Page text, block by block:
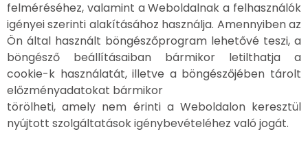
felméréséhez, valamint a Weboldalnak a felhasználók
igényei szerinti alakításához használja. Amennyiben az
Ön által használt böngészőprogram lehetővé teszi, a
böngésző beállításaiban bármikor letilthatja a
cookie-k használatát, illetve a böngészőjében tárolt
előzményadatokat bármikor
törölheti, amely nem érinti a Weboldalon keresztül
nyújtott szolgáltatások igénybevételéhez való jogát.